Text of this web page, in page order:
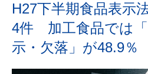
H27下半期食品表示
4件 加工食品では
示・欠落」が48.9％